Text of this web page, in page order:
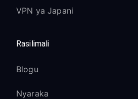
VPN ya Japani
Rasilimali
Blogu
Nyaraka